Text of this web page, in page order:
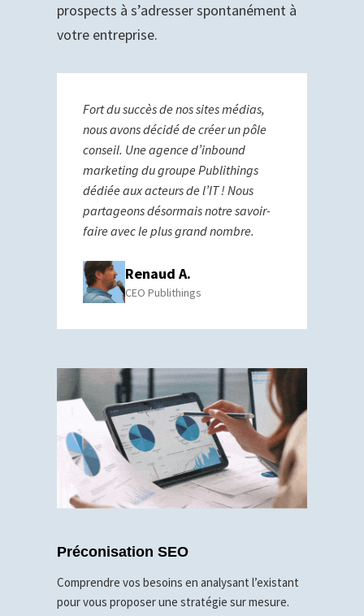
prospects à s’adresser spontanément à
votre entreprise.
Fort du succès de nos sites médias,
nous avons décidé de créer un pôle
conseil. Une agence d’inbound
marketing du groupe Publithings
dédiée aux acteurs de l’IT ! Nous
partageons désormais notre savoir-
faire avec le plus grand nombre.
Renaud A.
CEO Publithings
Préconisation SEO
Comprendre vos besoins en analysant l’existant
pour vous proposer une stratégie sur mesure.